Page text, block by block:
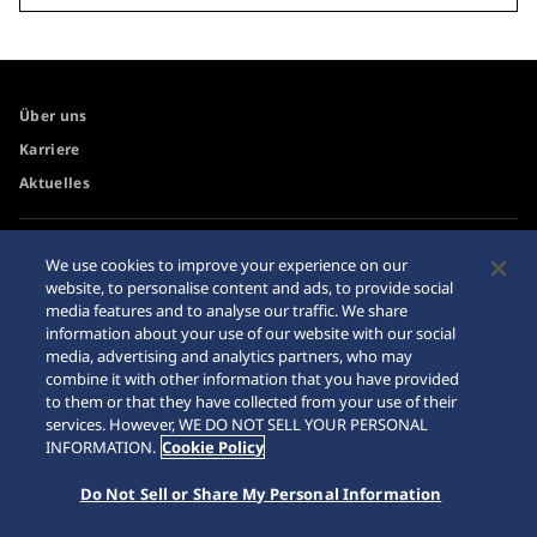
Über uns
Karriere
Aktuelles
Internetkäufe
Datenschutzbestimmungen
Sitemap
We use cookies to improve your experience on our
website, to personalise content and ads, to provide social
media features and to analyse our traffic. We share
information about your use of our website with our social
media, advertising and analytics partners, who may
combine it with other information that you have provided
to them or that they have collected from your use of their
services. However, WE DO NOT SELL YOUR PERSONAL
INFORMATION. Cookie Policy
Do Not Sell or Share My Personal Information